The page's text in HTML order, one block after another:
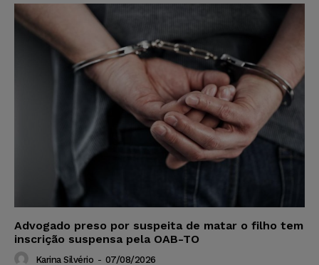
Advogado preso por suspeita de matar o filho tem
inscrição suspensa pela OAB-TO
Karina Silvério - 07/08/2026